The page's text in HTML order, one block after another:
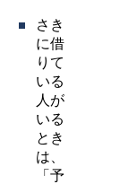
さき
に借
りて
いる
人が
いる
とき
は、
「予